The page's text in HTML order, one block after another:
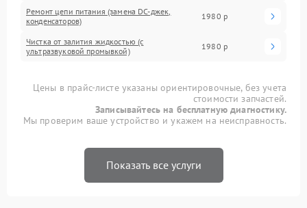
Ремонт цепи питания (замена DC-джек,
конденсаторов)
1980 р
Чистка от залития жидкостью (с
ультразвуковой промывкой)
1980 р
Цены в прайс-листе указаны ориентировочные, без учета
стоимости запчастей.
Записывайтесь на бесплатную диагностику.
Мы проверим ваше устройство и укажем на неисправность.
Показать все услуги